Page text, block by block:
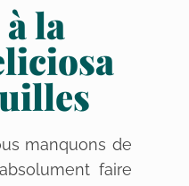
la
manquons de
faire